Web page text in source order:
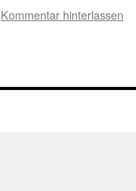
Kommentar hinterlassen